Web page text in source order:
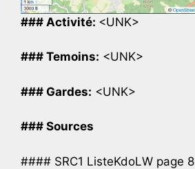
### Activité: <UNK>
### Temoins: <UNK>
### Gardes: <UNK>
### Sources
#### SRC1 ListeKdoLW page 8